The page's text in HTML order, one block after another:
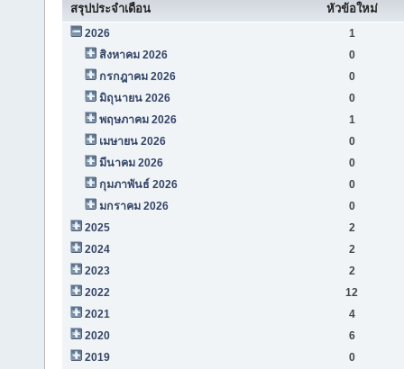
สรุปประจำเดือน หัวข้อใหม่
2026
1
สิงหาคม 2026
0
กรกฎาคม 2026
0
มิถุนายน 2026
0
พฤษภาคม 2026
1
เมษายน 2026
0
มีนาคม 2026
0
กุมภาพันธ์ 2026
0
มกราคม 2026
0
2025
2
2024
2
2023
2
2022
12
2021
4
2020
6
2019
0